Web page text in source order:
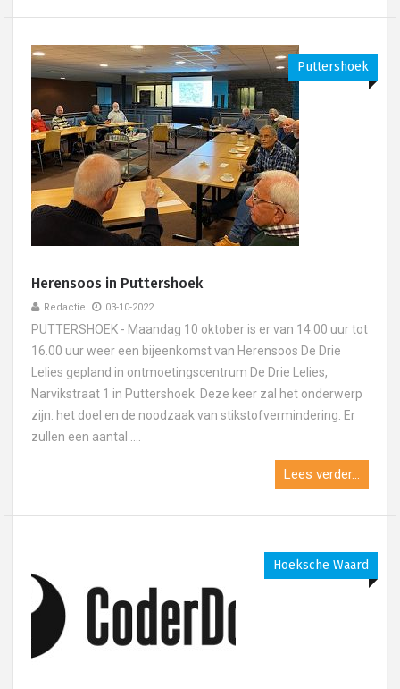
Puttershoek
Herensoos in Puttershoek
Redactie 03-10-2022
PUTTERSHOEK - Maandag 10 oktober is er van 14.00 uur tot
16.00 uur weer een bijeenkomst van Herensoos De Drie
Lelies gepland in ontmoetingscentrum De Drie Lelies,
Narvikstraat 1 in Puttershoek. Deze keer zal het onderwerp
zijn: het doel en de noodzaak van stikstofvermindering. Er
zullen een aantal ....
Lees verder...
Hoeksche Waard